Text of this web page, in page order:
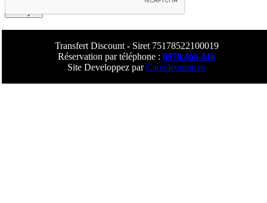
Transfert Discount - Siret 75178522100019
Réservation par téléphone : 0970.466.446
Site Developpez parCameleonmicro